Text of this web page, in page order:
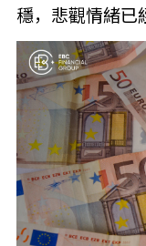
穩，悲觀情緒已